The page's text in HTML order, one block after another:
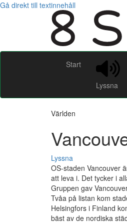
Gå direkt till textinnehåll
Start
Lyssna
Världen
Lyssna
OS-staden Vancouver
att leva i. Det tycker i
Gruppen gav
Tvåa på listan kom
Helsingfors i Finland
bäst av de nordiska